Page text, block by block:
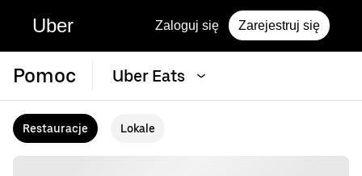
Uber Zaloguj się Zarejestruj się
Pomoc Uber Eats
Restauracje Lokale